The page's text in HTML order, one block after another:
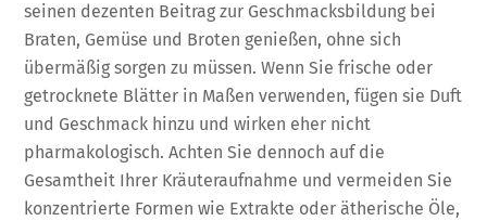
seinen dezenten Beitrag zur Geschmacksbildung bei
Braten, Gemüse und Broten genießen, ohne sich
übermäßig sorgen zu müssen. Wenn Sie frische oder
getrocknete Blätter in Maßen verwenden, fügen sie Duft
und Geschmack hinzu und wirken eher nicht
pharmakologisch. Achten Sie dennoch auf die
Gesamtheit Ihrer Kräuteraufnahme und vermeiden Sie
konzentrierte Formen wie Extrakte oder ätherische Öle,